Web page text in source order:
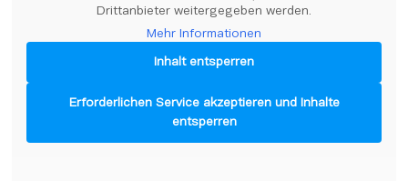
Drittanbieter weitergegeben werden.
Mehr Informationen
Inhalt entsperren
Erforderlichen Service akzeptieren und Inhalte
entsperren